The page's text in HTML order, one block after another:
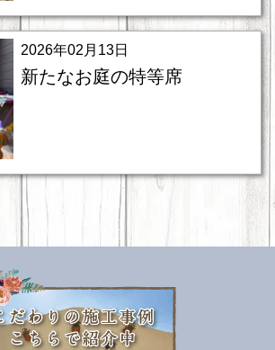
2026年02月13日
新たなお庭の特等席